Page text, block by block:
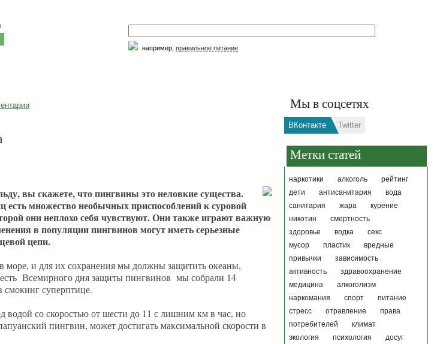
например, правильное питание
Мы в соцсетях
ВКонтакте Twitter
Метки статей
наркотики алкоголь
рейтинг
дети
антисанитария
вода
санитария
жара
курение
никотин
смертность
здоровье
водка
секс
мусор
пластик
вредные
привычки
зависимость
активность
здравоохранение
медицина
алкоголизм
наркомания
спорт
питание
стресс
отравление
права
потребителей
климат
экология
психология
досуг
вы скажете, что пингвины это неловкие существа.
есть множество необычных приспособлений к суровой
они неплохо себя чувствуют. Они также играют важную
в популяции пингвинов могут иметь серьезные
цепи.
и для их сохранения мы должны защитить океаны,
Всемирного дня защиты пингвинов мы собрали 14
смокинг суперптице.
водой со скоростью от шести до 11 с лишним км в час, но
пингвин, может достигать максимальной скорости в